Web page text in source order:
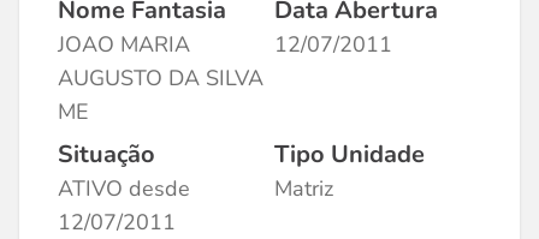
Nome Fantasia
JOAO MARIA
AUGUSTO DA SILVA
ME
Data Abertura
12/07/2011
Situação
ATIVO desde
12/07/2011
Tipo Unidade
Matriz